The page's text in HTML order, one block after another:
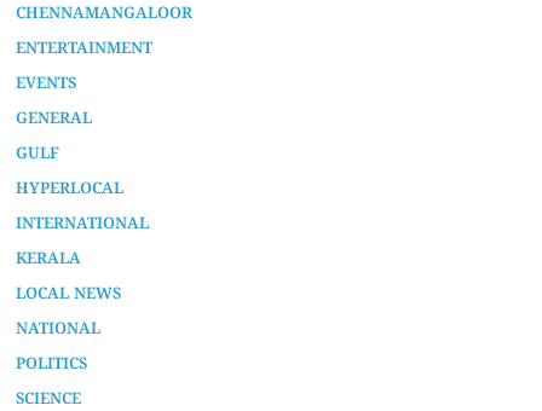
CHENNAMANGALOOR
ENTERTAINMENT
EVENTS
GENERAL
GULF
HYPERLOCAL
INTERNATIONAL
KERALA
LOCAL NEWS
NATIONAL
POLITICS
SCIENCE